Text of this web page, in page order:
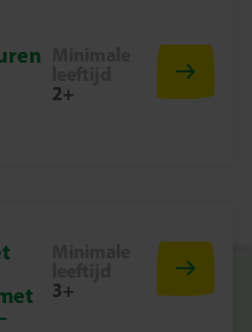
zelfredzaamheid!
2+
3+